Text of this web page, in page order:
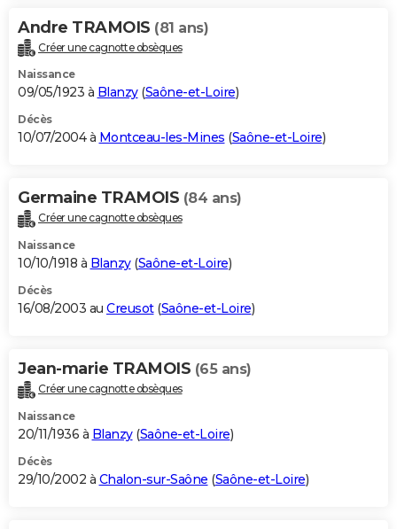
Andre TRAMOIS (81 ans)
Créer une cagnotte obsèques
Naissance
09/05/1923 à Blanzy(Saône-et-Loire)
Décès
10/07/2004 à Montceau-les-Mines (Saône-et-Loire)
Germaine TRAMOIS (84 ans)
Créer une cagnotte obsèques
Naissance
10/10/1918 à Blanzy(Saône-et-Loire)
Décès
16/08/2003 au Creusot(Saône-et-Loire)
Jean-marie TRAMOIS (65 ans)
Créer une cagnotte obsèques
Naissance
20/11/1936 à Blanzy(Saône-et-Loire)
Décès
29/10/2002 à Chalon-sur-Saône (Saône-et-Loire)